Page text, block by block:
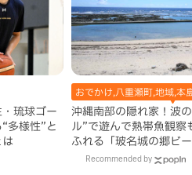
琉球ゴー
多様性”と
は
おでかけ,八重瀬町,地域,本
沖縄南部の隠れ家！波
ル”で遊んで熱帯魚観察
ふれる「玻名城の郷ビ
町）Recommended by